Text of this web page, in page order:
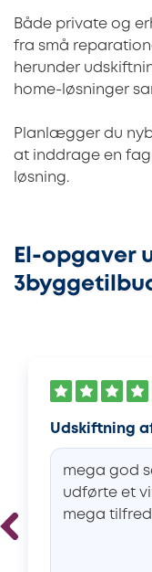
Både private og
fra små
herunder
home-løsninger
Planlægger du
at inddrage en
løsning.
El-opgaver
Udskiftning
mega god
udførte et
mega